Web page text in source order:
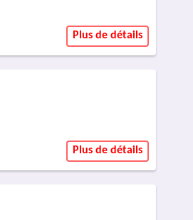
Plus de détails
Plus de détails